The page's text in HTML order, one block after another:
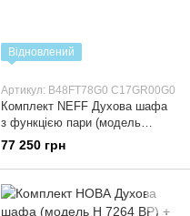
Відновлений
Артикул: В48FT78G0 С17GR00G0
Комплект NEFF Духова шафа
з функцією пари (модель
В48FT78G0 ) + Мікрохвильова
піч (модель С17GR00G0)
77 250 грн